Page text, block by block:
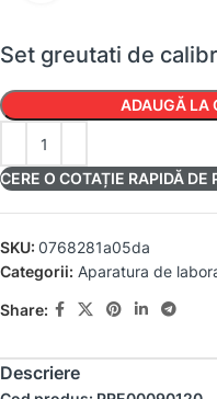
Set greutati de
ADAUGĂ LA
CERE O COTAȚIE RAPIDĂ DE
SKU: 0768281a05da
Categorii: Aparatura de
Share:
Descriere